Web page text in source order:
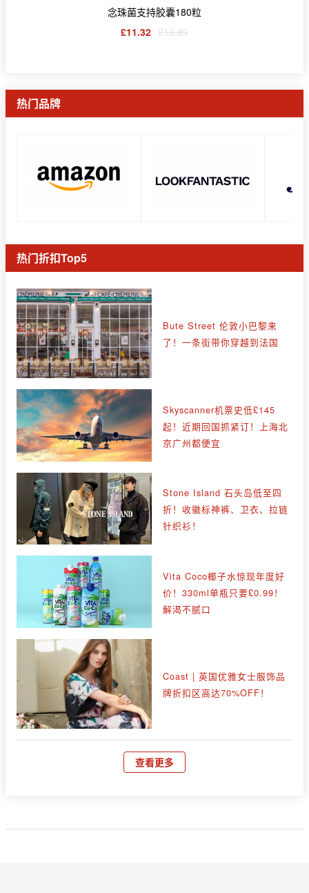
念珠菌支持胶囊180粒
£11.32 £16.89
热门品牌
热门折扣Top5
Bute Street 伦敦小巴黎来
了！一条街带你穿越到法国
Skyscanner机票史低£145
起！近期回国抓紧订！上海北
京广州都便宜
Stone Island 石头岛低至四
折！收徽标神裤、卫衣、拉链
针织衫！
Vita Coco椰子水惊现年度好
价！330ml单瓶只要£0.99！
解渴不腻口
Coast | 英国优雅女士服饰品
牌折扣区高达70%OFF！
查看更多